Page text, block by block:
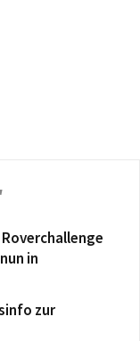
in
zur